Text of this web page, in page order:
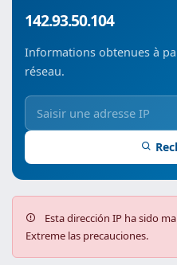
142.93.50.104
Informations obtenues à
réseau.
Esta dirección IP ha sido
Extreme las precauciones.